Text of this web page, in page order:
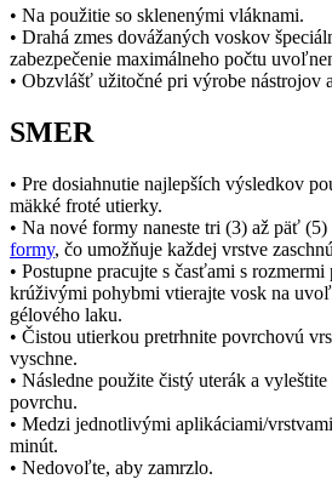
• Na použitie so sklenenými vláknami.
• Drahá zmes dovážaných voskov
zabezpečenie maximálneho počtu
• Obzvlášť užitočné pri výrobe nástrojov
SMER
• Pre dosiahnutie najlepších výsledkov
mäkké froté utierky.
• Na nové formy naneste tri (3) až päť
formy, čo umožňuje každej vrstve
• Postupne pracujte s časťami s
krúživými pohybmi vtierajte vosk na
gélového laku.
• Čistou utierkou pretrhnite povrchovú
vyschne.
• Následne použite čistý uterák a
povrchu.
• Medzi jednotlivými aplikáciami/
minút.
• Nedovoľte, aby zamrzlo.